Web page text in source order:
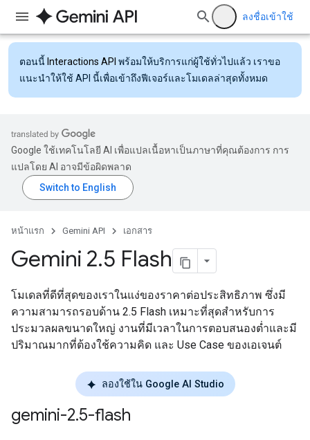
ลงชื่อเข้าใช้
ตอนนี้ Interactions API พร้อมให้บริการแก่ผู้ใช้ทั่วไปแล้ว เราขอ
แนะนำให้ใช้ API นี้เพื่อเข้าถึงฟีเจอร์และโมเดลล่าสุดทั้งหมด
Google ใช้เทคโนโลยี AI เพื่อแปลเนื้อหาเป็นภาษาที่คุณต้องการ การ
แปลโดย AI อาจมีข้อผิดพลาด
หน้าแรก Gemini API เอกสาร
Gemini 2.5 Flash
โมเดลที่ดีที่สุดของเราในแง่ของราคาต่อประสิทธิภาพ ซึ่งมี
ความสามารถรอบด้าน 2.5 Flash เหมาะที่สุดสำหรับการ
ประมวลผลขนาดใหญ่ งานที่มีเวลาในการตอบสนองต่ำและมี
ปริมาณมากที่ต้องใช้ความคิด และ Use Case ของเอเจนต์
ลองใช้ใน Google AI Studio
gemini-2.5-flash